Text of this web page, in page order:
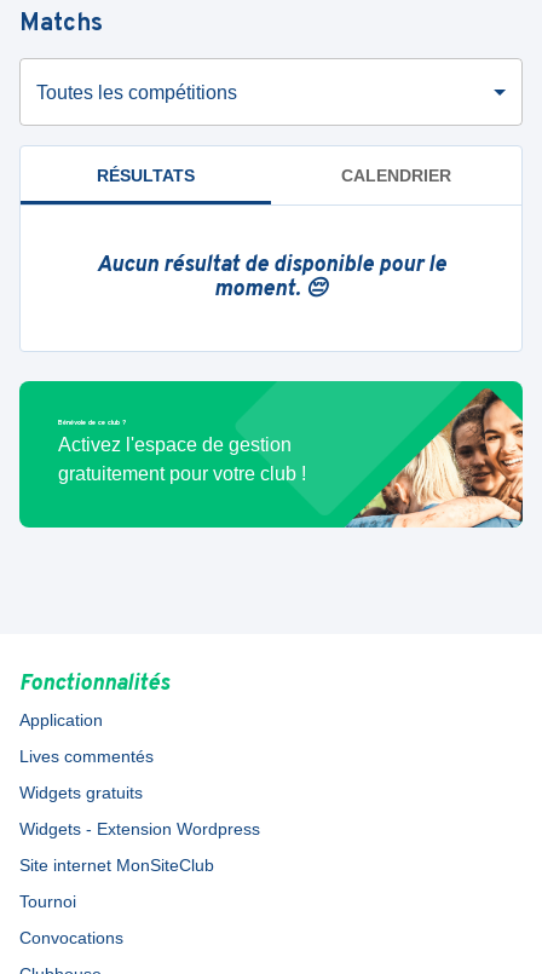
Matchs
Toutes les compétitions
RÉSULTATS CALENDRIER
Aucun résultat de disponible pour le
moment. 😔
Bénévole de ce club ?
Activez l'espace de gestion
gratuitement pour votre club !
Fonctionnalités
Application
Lives commentés
Widgets gratuits
Widgets - Extension Wordpress
Site internet MonSiteClub
Tournoi
Convocations